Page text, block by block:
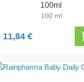
100ml
100 ml
11,84 €